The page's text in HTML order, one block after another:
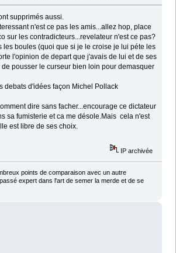
supprimés aussi.
n'est ce pas les amis...allez hop, place
sur les contradicteurs...revelateur n'est ce pas?
les boules (quoi que si je le croise je lui péte les
l'opinion de depart que j'avais de lui et de ses
pousser le curseur bien loin pour demasquer
debats d'idées façon Michel Pollack
dire sans facher...encourage ce dictateur
sa fumisterie et ca me désole.Mais cela n'est
est libre de ses choix.
IP archivée
points de comparaison avec un autre
expert dans l'art de semer la merde et de se